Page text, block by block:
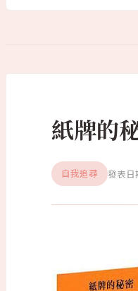
紙牌的
自我追尋